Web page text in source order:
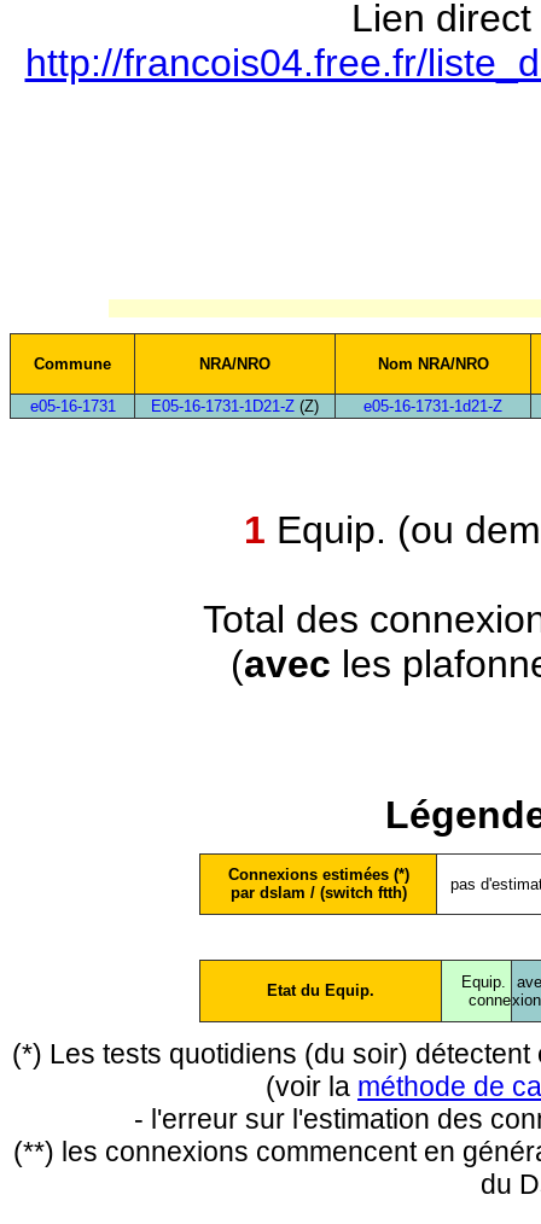
Lien
http://francois04.free.fr/
Commune NRA/NRO Nom NRA/NRO
e05-16-1731 E05-16-1731-1D21-Z (Z) e05-16-1731-1d21-Z
1 Equip. (ou
Total des
(avec les
Connexions estimées (*)
par dslam / (switch ftth)
pas
Etat du Equip.
Equip.
conne
(*) Les tests quotidiens (du soir)
(voir la méthode de
- l'erreur sur l'estimation des
(**) les connexions commencent en
du